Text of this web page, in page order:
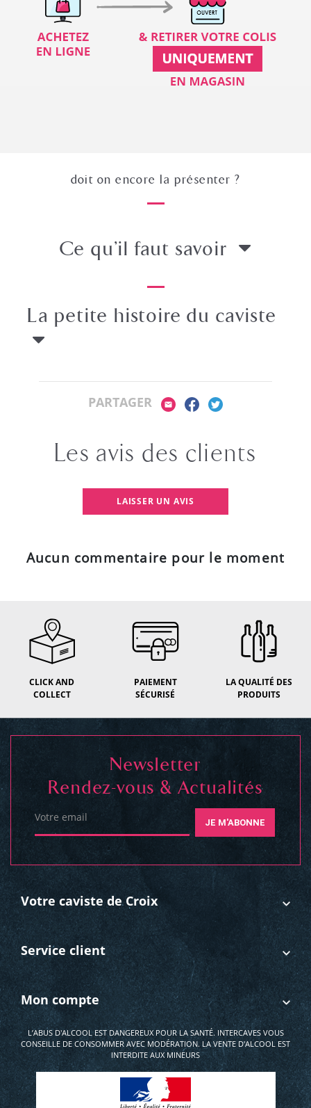
doit on encore la présenter ?
Ce qu’il faut savoir
La petite histoiredu caviste
PARTAGER
Les avis des clients
LAISSER UN AVIS
Aucun commentaire pour le moment
CLICK AND
COLLECT
PAIEMENT
SÉCURISÉ
LA QUALITÉ DES
PRODUITS
Votre caviste de Croix
Service client
Mon compte
Newsletter
Rendez-vous & Actualités
Votre email JE M'ABONNE
L’ABUS D'ALCOOL EST DANGEREUX POUR LA SANTÉ. INTERCAVES VOUS
CONSEILLE DE CONSOMMER AVEC MODÉRATION. LA VENTE D'ALCOOL EST
INTERDITE AUX MINEURS